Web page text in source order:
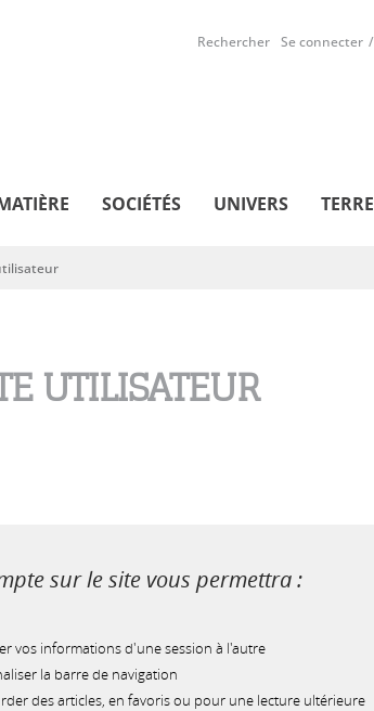
Rechercher Se connecter
SOCIÉTÉS UNIVERS TERRE
UTILISATEUR
sur le site vous permettra :
vos informations d'une session à l'autre
la barre de navigation
des articles, en favoris ou pour une lecture ultérieure